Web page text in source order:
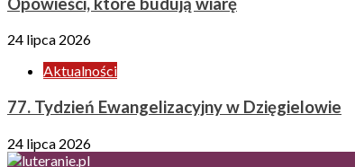
24 lipca 2026
Aktualności
77. Tydzień Ewangelizacyjny w Dzięgielowie
24 lipca 2026